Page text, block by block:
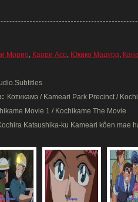
Морио, Каори Асо, Юкико Мацура,
Котикамэ / Kameari Park Precinct /
Movie 1 / Kochikame The Movie
Katsushika-ku Kameari kôen mae